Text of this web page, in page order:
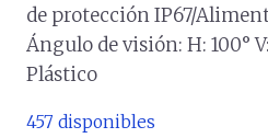
de protección IP67/
Ángulo de visión: H: 100°
Plástico
457 disponibles